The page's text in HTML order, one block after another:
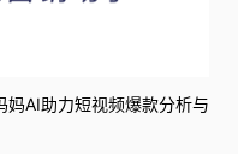
AI助力短视频爆款分析与